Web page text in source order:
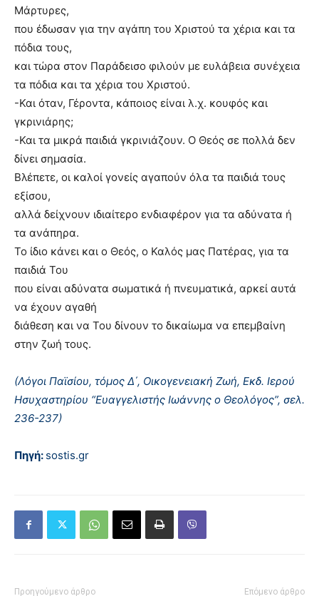
Μάρτυρες,
που έδωσαν για την αγάπη του Χριστού τα χέρια και τα
πόδια τους,
και τώρα στον Παράδεισο φιλούν με ευλάβεια συνέχεια
τα πόδια και τα χέρια του Χριστού.
-Και όταν, Γέροντα, κάποιος είναι λ.χ. κουφός και
γκρινιάρης;
-Και τα μικρά παιδιά γκρινιάζουν. Ο Θεός σε πολλά δεν
δίνει σημασία.
Βλέπετε, οι καλοί γονείς αγαπούν όλα τα παιδιά τους
εξίσου,
αλλά δείχνουν ιδιαίτερο ενδιαφέρον για τα αδύνατα ή
τα ανάπηρα.
Το ίδιο κάνει και ο Θεός, ο Καλός μας Πατέρας, για τα
παιδιά Του
που είναι αδύνατα σωματικά ή πνευματικά, αρκεί αυτά
να έχουν αγαθή
διάθεση και να Του δίνουν το δικαίωμα να επεμβαίνη
στην ζωή τους.
(Λόγοι Παϊσίου, τόμος Δ΄, Οικογενειακή Ζωή, Εκδ. Ιερού
Ησυχαστηρίου “Ευαγγελιστής Ιωάννης ο Θεολόγος”, σελ.
236-237)
Πηγή: sostis.gr
Προηγούμενο άρθρο Επόμενο άρθρο